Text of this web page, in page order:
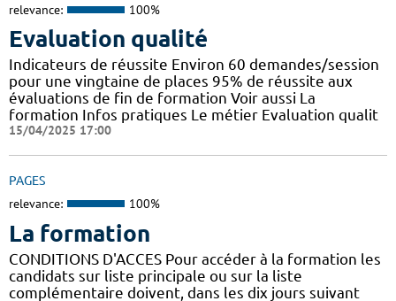
relevance: 100%
Evaluation qualité
Indicateurs de réussite Environ 60 demandes/session
pour une vingtaine de places 95% de réussite aux
évaluations de fin de formation Voir aussi La
formation Infos pratiques Le métier Evaluation qualit
15/04/2025 17:00
PAGES
relevance: 100%
La formation
CONDITIONS D'ACCES Pour accéder à la formation les
candidats sur liste principale ou sur la liste
complémentaire doivent, dans les dix jours suivant